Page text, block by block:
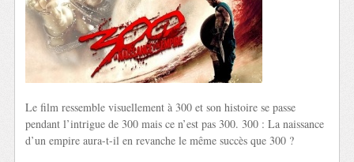
Le film ressemble visuellement à 300 et son histoire se passe
pendant l’intrigue de 300 mais ce n’est pas 300. 300 : La naissance
d’un empire aura-t-il en revanche le même succès que 300 ?